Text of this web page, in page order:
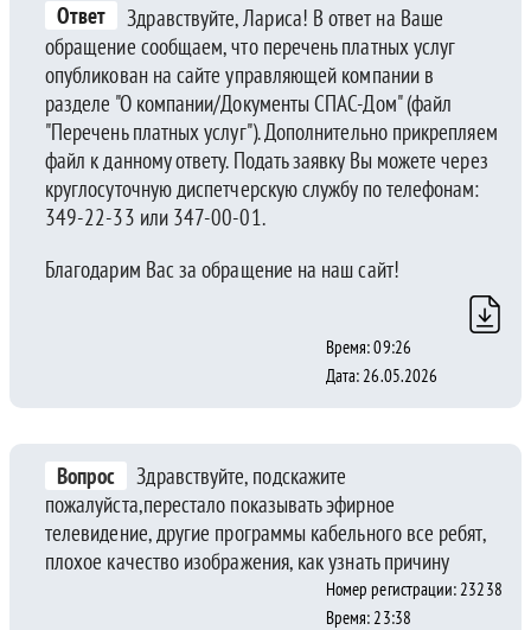
Ответ
Здравствуйте, Лариса! В ответ на Ваше
обращение сообщаем, что перечень платных услуг
опубликован на сайте управляющей компании в
разделе "О компании/Документы СПАС-Дом" (файл
"Перечень платных услуг"). Дополнительно прикрепляем
файл к данному ответу. Подать заявку Вы можете через
круглосуточную диспетчерскую службу по телефонам:
349-22-33 или 347-00-01.
Благодарим Вас за обращение на наш сайт!
Время: 09:26
Дата: 26.05.2026
Вопрос
Здравствуйте, подскажите
пожалуйста,перестало показывать эфирное
телевидение, другие программы кабельного все ребят,
плохое качество изображения, как узнать причину
Номер регистрации: 23238
Время: 23:38